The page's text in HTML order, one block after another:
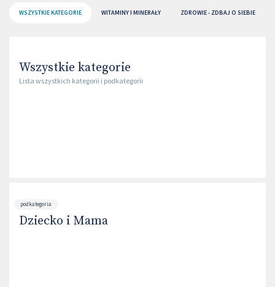
WSZYSTKIE KATEGORIE WITAMINY I MINERAŁY ZDROWIE - ZDBAJ O SIEBIE
Wszystkie kategorie
Lista wszystkich kategorii i podkategorii
podkategoria
Dziecko i Mama